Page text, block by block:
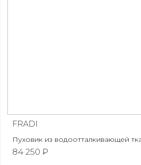
FRADI
Пуховик из водоотталкивающей
84 250 ₽